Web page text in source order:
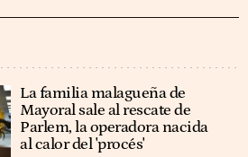
La familia malagueña de
Mayoral sale al rescate de
Parlem, la operadora nacida
al calor del 'procés'